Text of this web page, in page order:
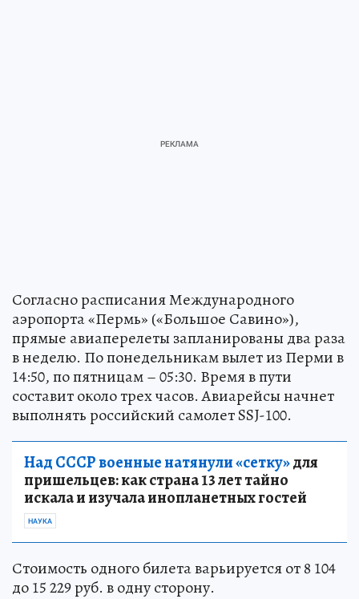
Согласно расписания Международного
аэропорта «Пермь» («Большое Савино»),
прямые авиаперелеты запланированы два раза
в неделю. По понедельникам вылет из Перми в
14:50, по пятницам – 05:30. Время в пути
составит около трех часов. Авиарейсы начнет
выполнять российский самолет SSJ-100.
Над СССР военные натянули «сетку»для
пришельцев: как страна 13 лет тайно
искала и изучала инопланетных гостей
НАУКА
Стоимость одного билета варьируется от 8 104
до 15 229 руб. в одну сторону.